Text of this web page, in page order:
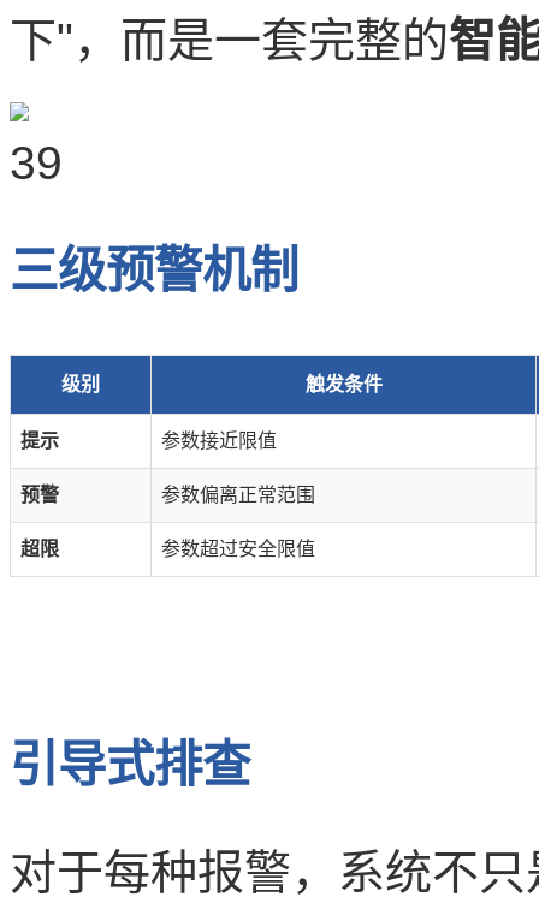
下"，而是一套完整的智
三级预警机制
级别 触发条件
提示 参数接近限值
预警 参数偏离正常范围
超限 参数超过安全限值
引导式排查
对于每种报警，系统不